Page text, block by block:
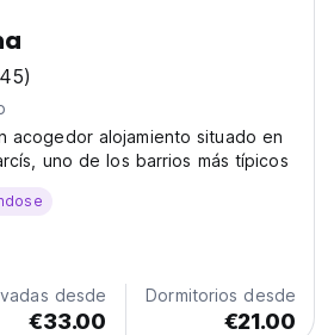
acogedor alojamiento situado en
uno de los barrios más típicos
desde
€33.00
Dormitorios desde
€21.00